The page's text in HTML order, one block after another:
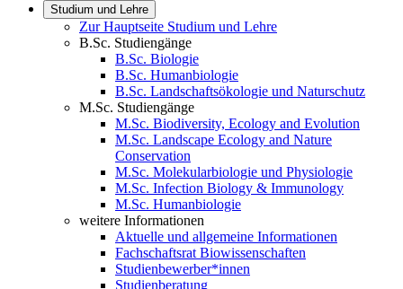
Studium und Lehre
Zur Hauptseite Studium und Lehre
B.Sc. Studiengänge
B.Sc. Biologie
B.Sc. Humanbiologie
B.Sc. Landschaftsökologie und Naturschutz
M.Sc. Studiengänge
M.Sc. Biodiversity, Ecology and Evolution
M.Sc. Landscape Ecology and Nature
Conservation
M.Sc. Molekularbiologie und Physiologie
M.Sc. Infection Biology & Immunology
M.Sc. Humanbiologie
weitere Informationen
Aktuelle und allgemeine Informationen
Fachschaftsrat Biowissenschaften
Studienbewerber*innen
Studienberatung